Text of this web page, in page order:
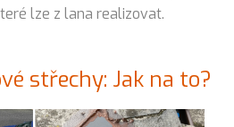
lze z lana realizovat.
střechy: Jak na to?